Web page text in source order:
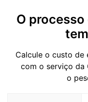
O
Calcule o custo de
com o serviço da
o